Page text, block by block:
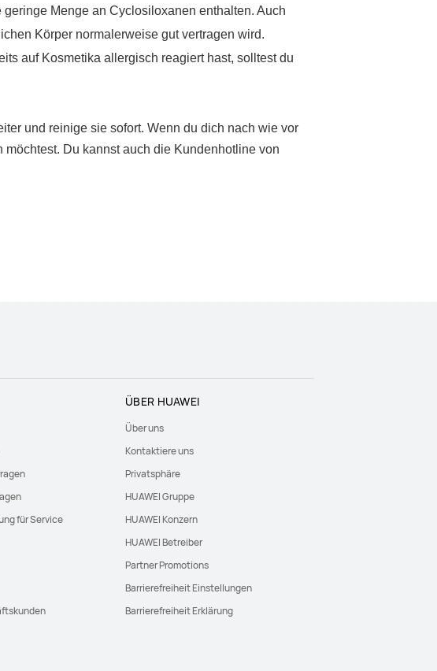
Menge an Cyclosiloxanen enthalten. Auch
Körper normalerweise gut vertragen wird.
auf Kosmetika allergisch reagiert hast, solltest du
und reinige sie sofort. Wenn du dich nach wie vor
Du kannst auch die Kundenhotline von
für Service
ÜBER HUAWEI
Über uns
Kontaktiere uns
Privatsphäre
HUAWEI Gruppe
HUAWEI Konzern
HUAWEI Betreiber
Partner Promotions
Barrierefreiheit Einstellungen
Barrierefreiheit Erklärung